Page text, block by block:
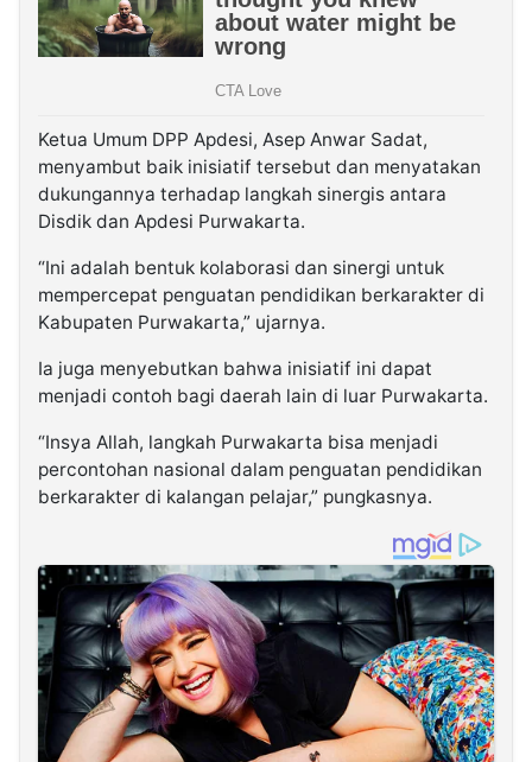
Ketua Umum DPP Apdesi, Asep Anwar Sadat,
menyambut baik inisiatif tersebut dan menyatakan
dukungannya terhadap langkah sinergis antara
Disdik dan Apdesi Purwakarta.
“Ini adalah bentuk kolaborasi dan sinergi untuk
mempercepat penguatan pendidikan berkarakter di
Kabupaten Purwakarta,” ujarnya.
Ia juga menyebutkan bahwa inisiatif ini dapat
menjadi contoh bagi daerah lain di luar Purwakarta.
“Insya Allah, langkah Purwakarta bisa menjadi
percontohan nasional dalam penguatan pendidikan
berkarakter di kalangan pelajar,” pungkasnya.